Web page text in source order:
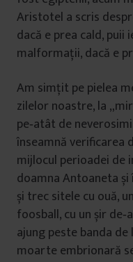
Aristotel a scris
dacă e prea cald, puii
malformații, dacă e
Am simțit pe pielea
zilelor noastre, la
pe‑atât de
înseamnă verificarea
mijlocul perioadei de
doamna Antoaneta
și trec sitele cu ouă,
foosball, cu un șir
ajung peste banda
moarte embrionară